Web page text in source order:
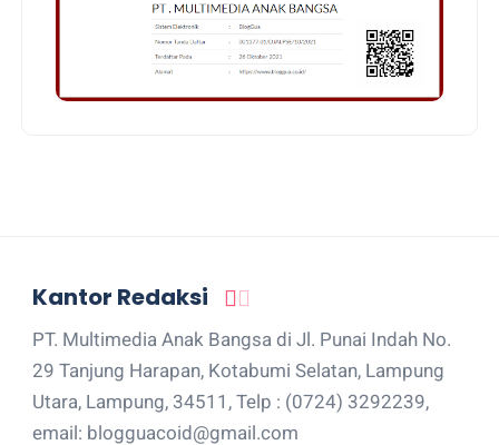
Kantor Redaksi
PT. Multimedia Anak Bangsa di Jl. Punai Indah No.
29 Tanjung Harapan, Kotabumi Selatan, Lampung
Utara, Lampung, 34511, Telp : (0724) 3292239,
email: blogguacoid@gmail.com